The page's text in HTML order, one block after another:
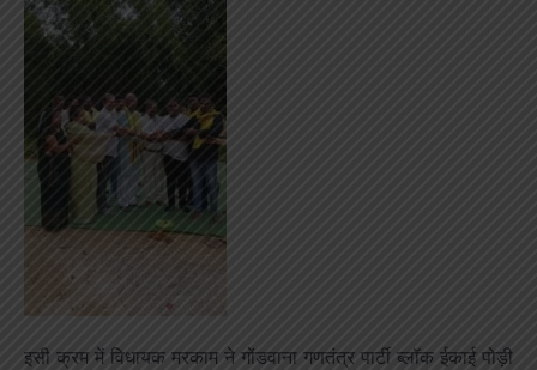
इसी क्रम में विधायक मरकाम ने गोंडवाना गणतंत्र पार्टी ब्लॉक ईकाई पोड़ी